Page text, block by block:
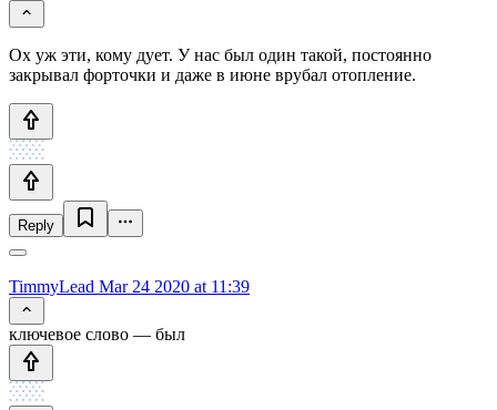
Ох уж эти, кому дует. У нас был один такой, постоянно
закрывал форточки и даже в июне врубал отопление.
Reply
TimmyLead Mar 24 2020 at 11:39
ключевое слово — был